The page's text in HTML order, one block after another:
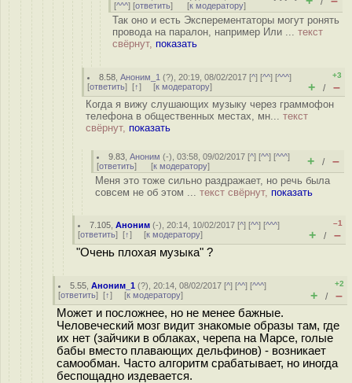
[^^^] [ответить] [к модератору]
Так оно и есть Эксперементаторы могут ронять
провода на паралон, например Или ... текст
свёрнут, показать
8.58 ,Аноним_1 (?), 20:19, 08/02/2017 [^] [^^] [^^^]
[ответить] [↑] [к модератору]
+3
+ / –
Когда я вижу слушающих музыку через граммофон
телефона в общественных местах, мн... текст
свёрнут, показать
9.83 ,Аноним (-), 03:58, 09/02/2017 [^] [^^] [^^^]
[ответить] [к модератору] + / –
Меня это тоже сильно раздражает, но речь была
совсем не об этом ... текст свёрнут, показать
7.105 ,Аноним (-), 20:14, 10/02/2017 [^] [^^] [^^^]
[ответить] [↑] [к модератору]
–1
+ / –
"Очень плохая музыка" ?
5.55 ,Аноним_1 (?), 20:14, 08/02/2017 [^] [^^] [^^^]
[ответить] [↑] [к модератору]
+2
+ / –
Может и посложнее, но не менее бажные.
Человеческий мозг видит знакомые образы там, где
их нет (зайчики в облаках, черепа на Марсе, голые
бабы вместо плавающих дельфинов) - возникает
самообман. Часто алгоритм срабатывает, но иногда
беспощадно издевается.